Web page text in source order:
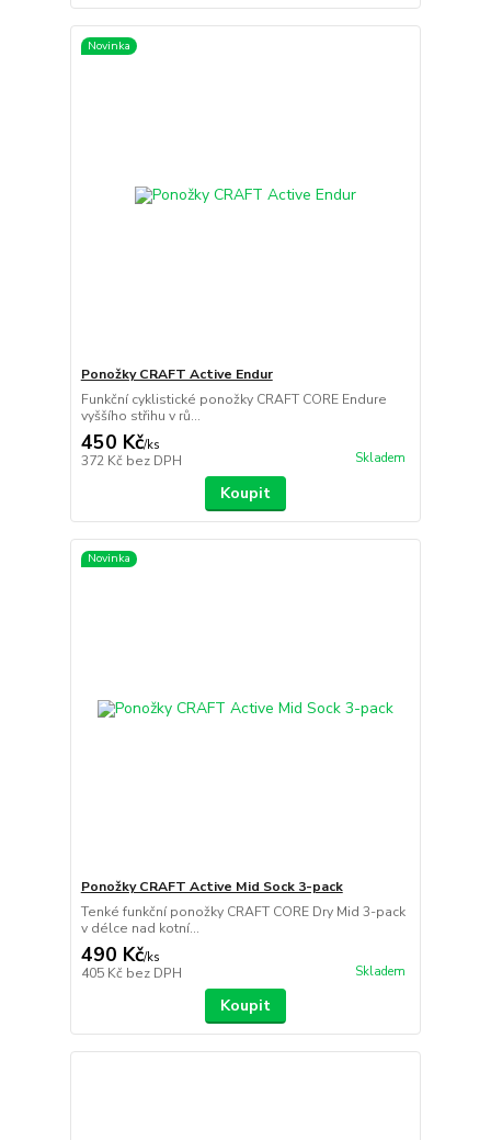
Novinka
Ponožky CRAFT Active Endur
Funkční cyklistické ponožky CRAFT CORE Endure
vyššího střihu v rů...
450 Kč/ks
372 Kč bez DPH Skladem
Koupit
Novinka
Ponožky CRAFT Active Mid Sock 3-pack
Tenké funkční ponožky CRAFT CORE Dry Mid 3-pack
v délce nad kotní...
490 Kč/ks
405 Kč bez DPH Skladem
Koupit